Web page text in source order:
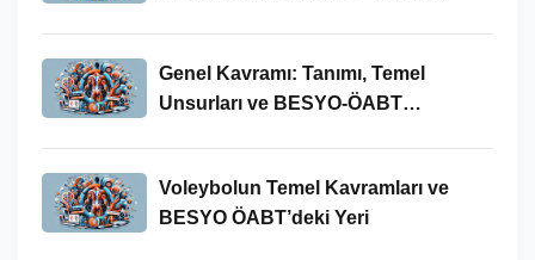
Genel Kavramı: Tanımı, Temel
Unsurları ve BESYO-ÖABT
Voleybolun Temel Kavramları ve
BESYO ÖABT’deki Yeri